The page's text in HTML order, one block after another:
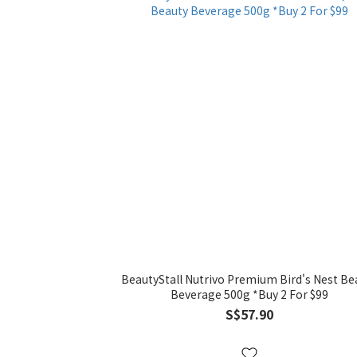
BeautyStall Nutrivo Premium Bird's Nest
Beverage 500g *Buy 2 For $99
S$57.90